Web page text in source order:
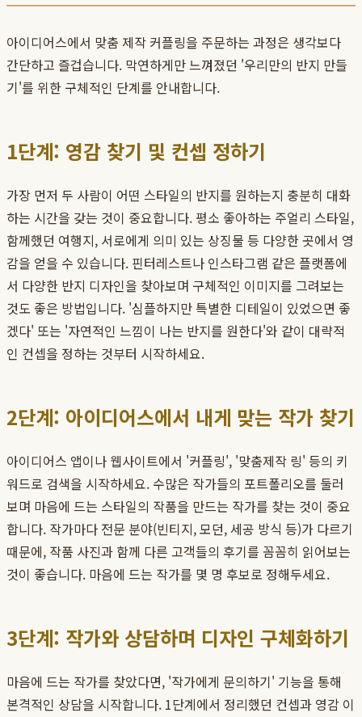
아이디어스에서 맞춤 제작 커플링을 주문하는 과정은 생각보다
간단하고 즐겁습니다. 막연하게만 느껴졌던 '우리만의 반지 만들
기'를 위한 구체적인 단계를 안내합니다.
1단계: 영감 찾기 및 컨셉 정하기
가장 먼저 두 사람이 어떤 스타일의 반지를 원하는지 충분히 대화
하는 시간을 갖는 것이 중요합니다. 평소 좋아하는 주얼리 스타일,
함께했던 여행지, 서로에게 의미 있는 상징물 등 다양한 곳에서 영
감을 얻을 수 있습니다. 핀터레스트나 인스타그램 같은 플랫폼에
서 다양한 반지 디자인을 찾아보며 구체적인 이미지를 그려보는
것도 좋은 방법입니다. '심플하지만 특별한 디테일이 있었으면 좋
겠다' 또는 '자연적인 느낌이 나는 반지를 원한다'와 같이 대략적
인 컨셉을 정하는 것부터 시작하세요.
2단계: 아이디어스에서 내게 맞는 작가 찾기
아이디어스 앱이나 웹사이트에서 '커플링', '맞춤제작 링' 등의 키
워드로 검색을 시작하세요. 수많은 작가들의 포트폴리오를 둘러
보며 마음에 드는 스타일의 작품을 만드는 작가를 찾는 것이 중요
합니다. 작가마다 전문 분야(빈티지, 모던, 세공 방식 등)가 다르기
때문에, 작품 사진과 함께 다른 고객들의 후기를 꼼꼼히 읽어보는
것이 좋습니다. 마음에 드는 작가를 몇 명 후보로 정해두세요.
3단계: 작가와 상담하며 디자인 구체화하기
마음에 드는 작가를 찾았다면, '작가에게 문의하기' 기능을 통해
본격적인 상담을 시작합니다. 1단계에서 정리했던 컨셉과 영감 이